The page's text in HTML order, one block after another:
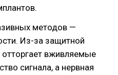
методов —
Из-за защитной
вживляемые
сигнала, а нервная